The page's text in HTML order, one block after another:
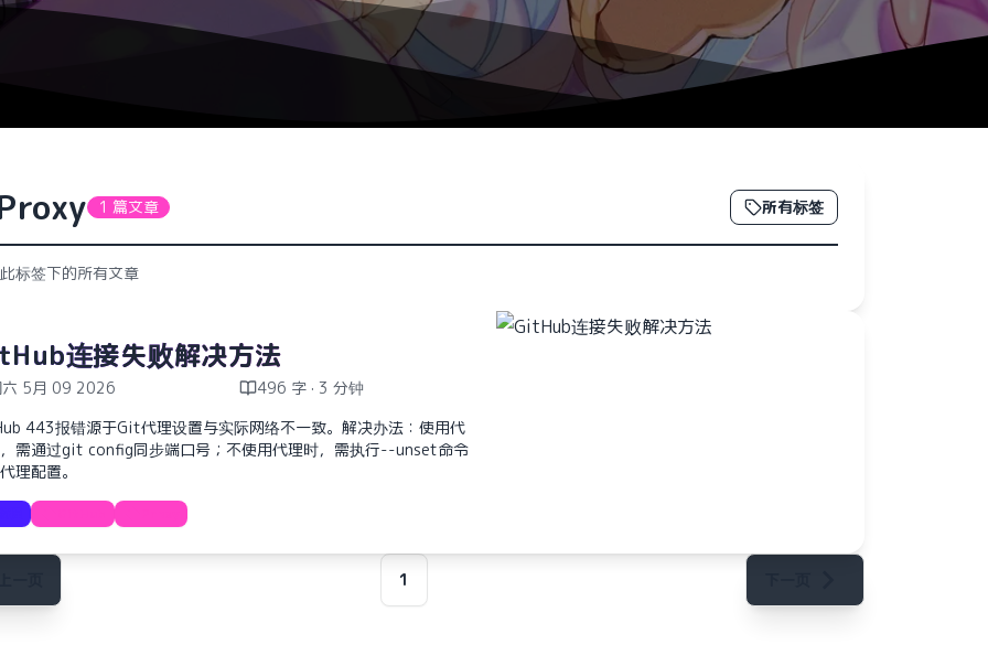
1 篇文章 所有标签
标签下的所有文章
连接失败解决方法
5月 09 2026
496 字 · 3 分钟
443报错源于Git代理设置与实际网络不一致。解决办法：使用代
需通过git config同步端口号；不使用代理时，需执行--unset命令
理配置。
1